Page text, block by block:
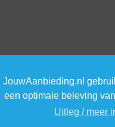
JouwAanbieding.nl
een optimale beleving
Uitleg / meer